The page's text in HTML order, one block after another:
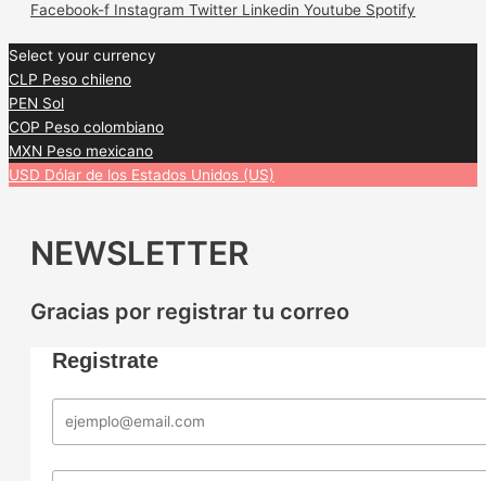
Facebook-f Instagram Twitter Linkedin Youtube Spotify
Select your currency
CLP Peso chileno
PEN Sol
COP Peso colombiano
MXN Peso mexicano
USD Dólar de los Estados Unidos (US)
NEWSLETTER
Gracias por registrar tu correo
Registrate